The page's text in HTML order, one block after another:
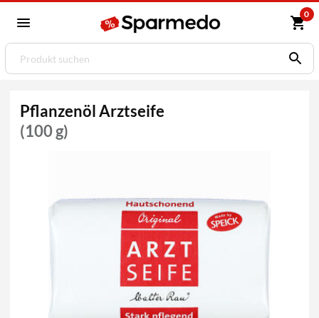
0
Pflanzenöl Arztseife
(100 g)